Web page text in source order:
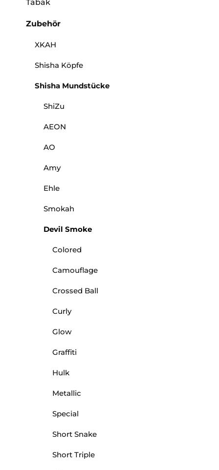
Tabak
Zubehör
XKAH
Shisha Köpfe
Shisha Mundstücke
ShiZu
AEON
AO
Amy
Ehle
Smokah
Devil Smoke
Colored
Camouflage
Crossed Ball
Curly
Glow
Graffiti
Hulk
Metallic
Special
Short Snake
Short Triple